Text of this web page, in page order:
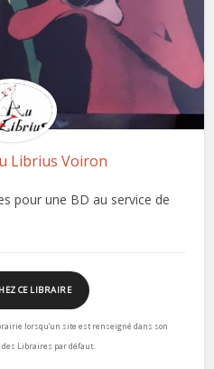
Librius Voiron
pour une BD au service de
CE LIBRAIRE
lorsqu’un site est renseigné dans son
des Libraires par défaut.